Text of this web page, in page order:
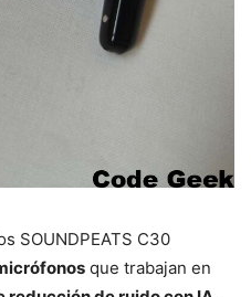
SOUNDPEATS C30
que trabajan en